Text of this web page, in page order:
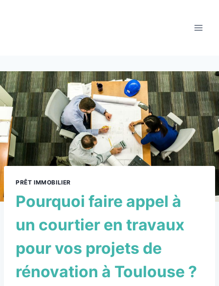
PRÊT IMMOBILIER
Pourquoi faire appel à
un courtier en travaux
pour vos projets de
rénovation à Toulouse ?